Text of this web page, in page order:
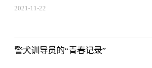
2021-11-22
警犬训导员的“青春记录”